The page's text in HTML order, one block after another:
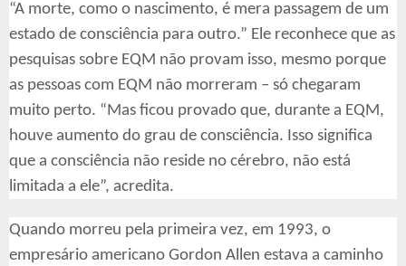
“A morte, como o nascimento, é mera passagem de um
estado de consciência para outro.” Ele reconhece que as
pesquisas sobre EQM não provam isso, mesmo porque
as pessoas com EQM não morreram – só chegaram
muito perto. “Mas ficou provado que, durante a EQM,
houve aumento do grau de consciência. Isso significa
que a consciência não reside no cérebro, não está
limitada a ele”, acredita.
Quando morreu pela primeira vez, em 1993, o
empresário americano Gordon Allen estava a caminho